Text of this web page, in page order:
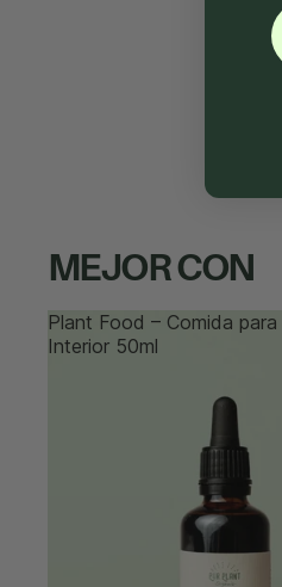
MEJOR CON
Plant Food – Comida
Interior 50ml